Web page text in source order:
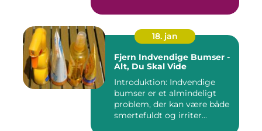
18. jan
Fjern Indvendige Bumser -
Alt, Du Skal Vide
Introduktion: Indvendige
bumser er et almindeligt
problem, der kan være både
smertefuldt og irriter...